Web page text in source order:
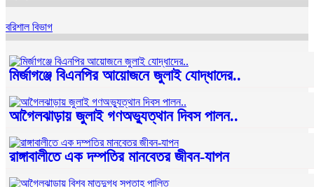
বরিশাল বিভাগ
মির্জাগঞ্জে বিএনপির আয়োজনে জুলাই যোদ্ধাদের..
আগৈলঝাড়ায় জুলাই গণঅভ্যুত্থান দিবস পালন..
রাঙ্গাবালীতে এক দম্পতির মানবেতর জীবন-যাপন